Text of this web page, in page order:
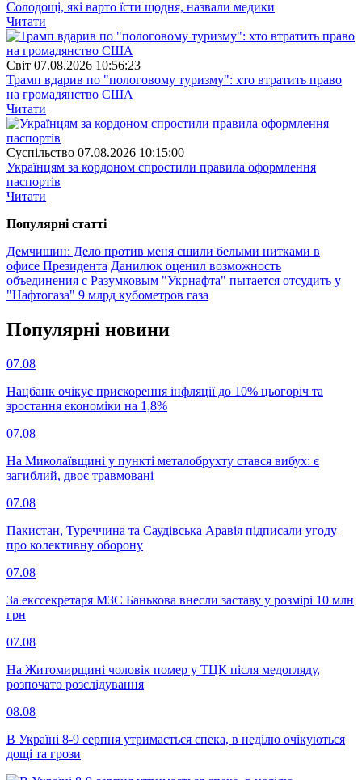
Солодощі, які варто їсти щодня, назвали медики
Читати
Свiт 07.08.2026 10:56:23
Трамп вдарив по "пологовому туризму": хто втратить право
на громадянство США
Читати
Суспiльство 07.08.2026 10:15:00
Українцям за кордоном спростили правила оформлення
паспортів
Читати
Популярнi статтi
Демчишин: Дело против меня сшили белыми нитками в
офисе Президента Данилюк оценил возможность
объединения с Разумковым "Укрнафта" пытается отсудить у
"Нафтогаза" 9 млрд кубометров газа
Популярнi новини
07.08
Нацбанк очікує прискорення інфляції до 10% цьогоріч та
зростання економіки на 1,8%
07.08
На Миколаївщині у пункті металобрухту стався вибух: є
загиблий, двоє травмовані
07.08
Пакистан, Туреччина та Саудівська Аравія підписали угоду
про колективну оборону
07.08
За екссекретаря МЗС Банькова внесли заставу у розмірі 10 млн
грн
07.08
На Житомирщині чоловік помер у ТЦК після медогляду,
розпочато розслідування
08.08
В Україні 8-9 серпня утримається спека, в неділю очікуються
дощі та грози